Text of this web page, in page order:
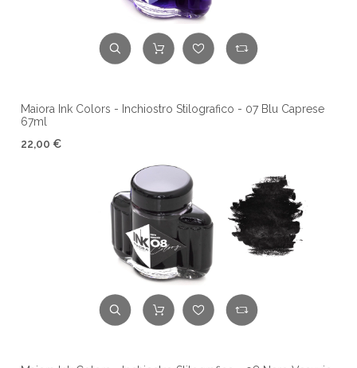
Maiora Ink Colors - Inchiostro Stilografico - 07 Blu Caprese
67ml
22,00 €